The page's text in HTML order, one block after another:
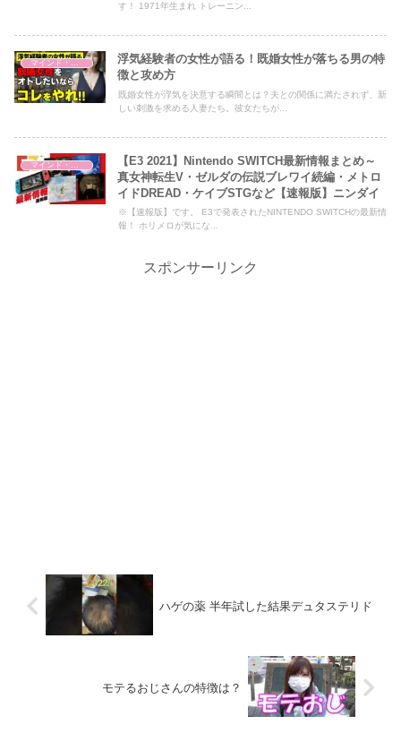
す！ 1971年生まれ トレーニン...
浮気経験者の女性が語る！既婚女性が落ちる男の特
徴と攻め方
既婚女性が浮気を決意する瞬間とは？夫との関係に満たされず、新
しい刺激を求める人妻たち。彼女たちが...
【E3 2021】Nintendo SWITCH最新情報まとめ～
真女神転生V・ゼルダの伝説ブレワイ続編・メトロ
イドDREAD・ケイブSTGなど【速報版】ニンダイ
※【速報版】です。 E3で発表されたNINTENDO SWITCHの最新情
報！ ホリメロが気にな...
スポンサーリンク
ハゲの薬 半年試した結果デュタステリド
モテるおじさんの特徴は？